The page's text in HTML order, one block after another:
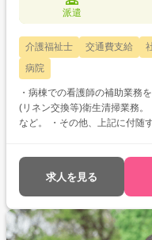
派遣
介護福祉士 交通費支給
病院
・病棟での看護師の補助業務
(リネン交換等)衛生清掃業務
など。 ・その他、上記に付随
求人を見る